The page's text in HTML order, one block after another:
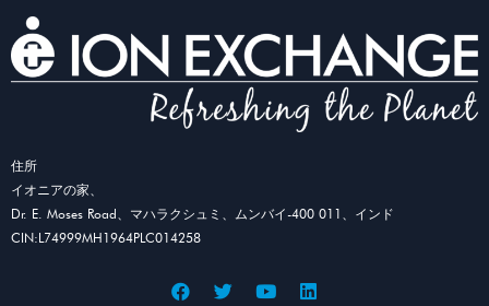
住所
イオニアの家、
Dr. E. Moses Road、マハラクシュミ、ムンバイ-400 011、インド
CIN:L74999MH1964PLC014258